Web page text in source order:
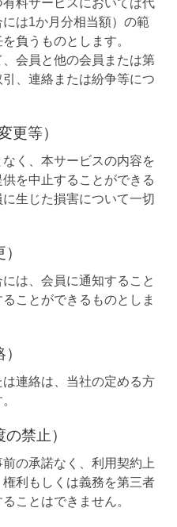
料サービスにおいては代
は1か月分相当額）の範
負うものとします。
会員と他の会員または第
、連絡または紛争等につ
更等）
く、本サービスの内容を
を中止することができる
生じた損害について一切
は、会員に通知すること
ことができるものとしま
連絡は、当社の定める方
禁止）
の承諾なく、利用契約上
利もしくは義務を第三者
ことはできません。